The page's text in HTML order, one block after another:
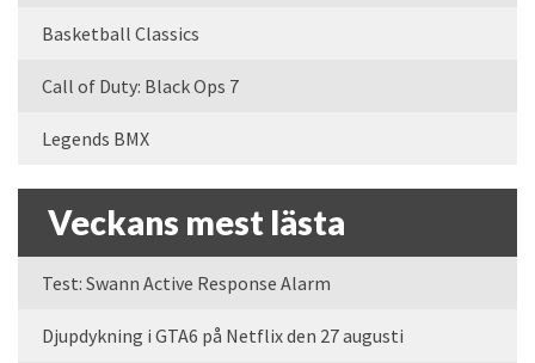
Basketball Classics
Call of Duty: Black Ops 7
Legends BMX
Veckans mest lästa
Test: Swann Active Response Alarm
Djupdykning i GTA6 på Netflix den 27 augusti